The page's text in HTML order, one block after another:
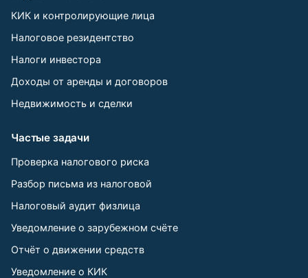
КИК и контролирующие лица
Налоговое резидентство
Налоги инвестора
Доходы от аренды и договоров
Недвижимость и сделки
Частые задачи
Проверка налогового риска
Разбор письма из налоговой
Налоговый аудит физлица
Уведомление о зарубежном счёте
Отчёт о движении средств
Уведомление о КИК